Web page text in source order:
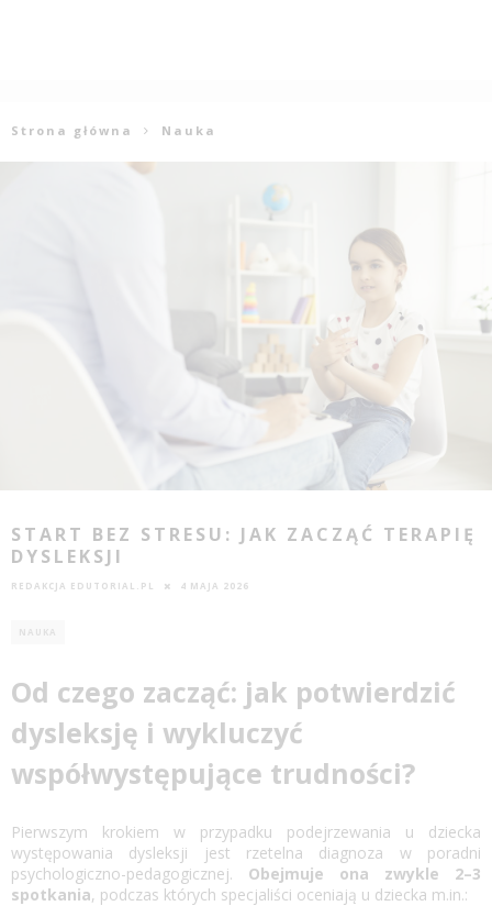
Strona główna Nauka
START BEZ STRESU: JAK ZACZĄĆ TERAPIĘ
DYSLEKSJI
REDAKCJA EDUTORIAL.PL 4 MAJA 2026
NAUKA
Od czego zacząć: jak potwierdzić
dysleksję i wykluczyć
współwystępujące trudności?
Pierwszym krokiem w przypadku podejrzewania u dziecka
występowania dysleksji jest rzetelna diagnoza w poradni
psychologiczno-pedagogicznej. Obejmuje ona zwykle 2–3
spotkania, podczas których specjaliści oceniają u dziecka m.in.: